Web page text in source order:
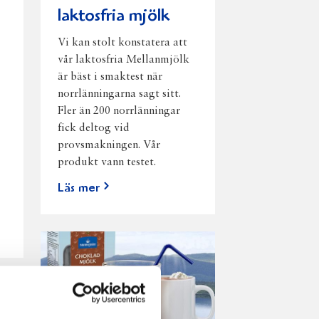
laktosfria mjölk
Vi kan stolt konstatera att
vår laktosfria Mellanmjölk
är bäst i smaktest när
norrlänningarna sagt sitt.
Fler än 200 norrlänningar
fick deltog vid
provsmakningen. Vår
produkt vann testet.
Läs mer